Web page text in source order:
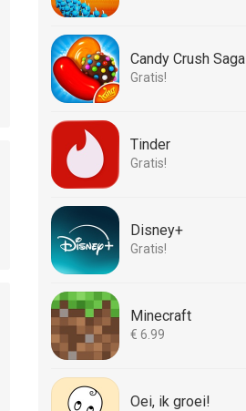
Candy Crush Saga
Gratis!
Tinder
Gratis!
Disney+
Gratis!
Minecraft
€ 6.99
Oei, ik groei!